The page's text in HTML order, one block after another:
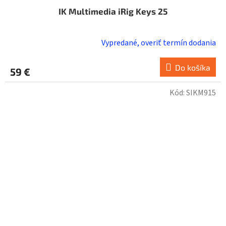
IK Multimedia iRig Keys 25
Vypredané, overiť termín dodania
59 € Do košíka
Kód:SIKM915